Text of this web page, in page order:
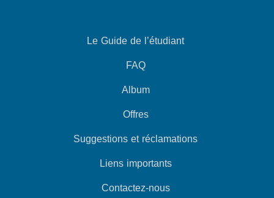
Le Guide de l’étudiant
FAQ
Album
Offres
Suggestions et réclamations
Liens importants
Contactez-nous